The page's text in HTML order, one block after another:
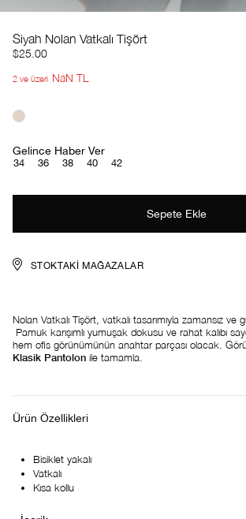
Siyah Nolan Vatkalı Tişört
$25.00
2 ve üzeri NaN TL
Gelince Haber Ver
34 36 38 40 42
STOKTAKI MAĞAZALAR
Nolan Vatkalı Tişört, vatkalı tasarımıyla zamansız ve
Pamuk karışımlı yumuşak dokusu ve rahat kalıbı
hem ofis görünümünün anahtar parçası olacak.
Klasik Pantolon ile tamamla.
Ürün Özellikleri
Bisiklet yakalı
Vatkalı
Kısa kollu